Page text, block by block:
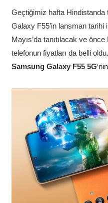
Geçtiğimiz hafta Hindistanda
Galaxy F55’in lansman tarihi
Mayıs’da tanıtılacak ve
telefonun fiyatları da belli
Samsung Galaxy F55 5G